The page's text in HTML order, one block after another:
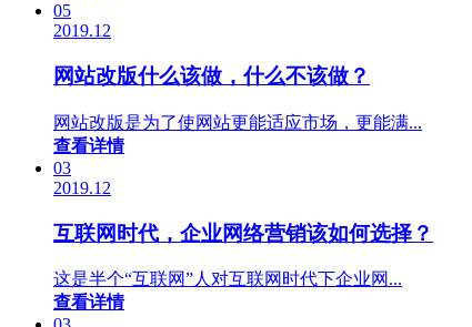
05
2019.12
网站改版什么该做，什么不该做？
网站改版是为了使网站更能适应市场，更能满...
查看详情
03
2019.12
互联网时代，企业网络营销该如何选择？
这是半个“互联网”人对互联网时代下企业网...
查看详情